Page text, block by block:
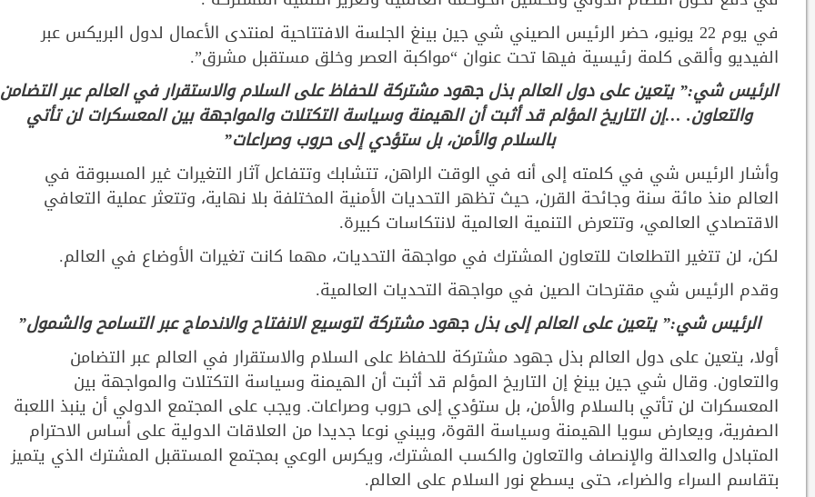
في يوم 22 يونيو، حضر الرئيس الصيني شي جين بينغ الجلسة الافتتاحية لمنتدى الأعمال لدول البريكس عبر
الفيديو وألقى كلمة رئيسية فيها تحت عنوان “مواكبة العصر وخلق مستقبل مشرق”.
الرئيس شي:” يتعين على دول العالم بذل جهود مشتركة للحفاظ على السلام والاستقرار في العالم عبر التضامن
والتعاون. …إن التاريخ المؤلم قد أثبت أن الهيمنة وسياسة التكتلات والمواجهة بين المعسكرات لن تأتي
بالسلام والأمن، بل ستؤدي إلى حروب وصراعات”
وأشار الرئيس شي في كلمته إلى أنه في الوقت الراهن، تتشابك وتتفاعل آثار التغيرات غير المسبوقة في
العالم منذ مائة سنة وجائحة القرن، حيث تظهر التحديات الأمنية المختلفة بلا نهاية، وتتعثر عملية التعافي
الاقتصادي العالمي، وتتعرض التنمية العالمية لانتكاسات كبيرة.
لكن، لن تتغير التطلعات للتعاون المشترك في مواجهة التحديات، مهما كانت تغيرات الأوضاع في العالم.
وقدم الرئيس شي مقترحات الصين في مواجهة التحديات العالمية.
الرئيس شي:” يتعين على العالم إلى بذل جهود مشتركة لتوسيع الانفتاح والاندماج عبر التسامح والشمول”
أولا، يتعين على دول العالم بذل جهود مشتركة للحفاظ على السلام والاستقرار في العالم عبر التضامن
والتعاون. وقال شي جين بينغ إن التاريخ المؤلم قد أثبت أن الهيمنة وسياسة التكتلات والمواجهة بين
المعسكرات لن تأتي بالسلام والأمن، بل ستؤدي إلى حروب وصراعات. ويجب على المجتمع الدولي أن ينبذ اللعبة
الصفرية، ويعارض سويا الهيمنة وسياسة القوة، ويبني نوعا جديدا من العلاقات الدولية على أساس الاحترام
المتبادل والعدالة والإنصاف والتعاون والكسب المشترك، ويكرس الوعي بمجتمع المستقبل المشترك الذي يتميز
بتقاسم السراء والضراء، حتى يسطع نور السلام على العالم.